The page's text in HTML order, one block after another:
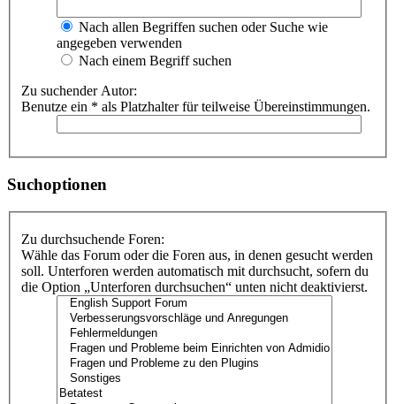
Nach allen Begriffen suchen oder Suche wie
angegeben verwenden
Nach einem Begriff suchen
Zu suchender Autor:
Benutze ein * als Platzhalter für teilweise Übereinstimmungen.
Suchoptionen
Zu durchsuchende Foren:
Wähle das Forum oder die Foren aus, in denen gesucht werden
soll. Unterforen werden automatisch mit durchsucht, sofern du
die Option „Unterforen durchsuchen“ unten nicht deaktivierst.